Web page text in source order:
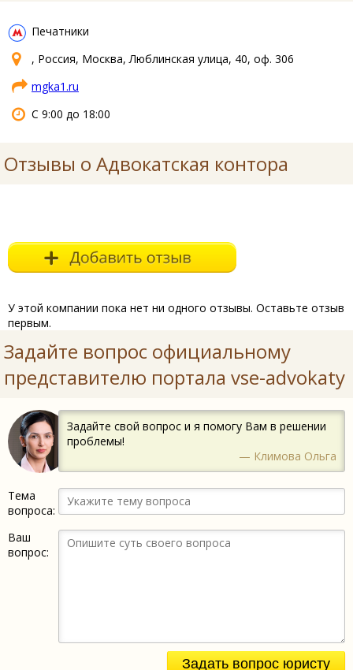
Печатники
, Россия, Москва, Люблинская улица, 40, оф. 306
mgka1.ru
С 9:00 до 18:00
Отзывы о Адвокатская контора
У этой компании пока нет ни одного отзывы. Оставьте отзыв
первым.
Задайте вопрос официальному
представителю портала vse-advokaty
Задайте свой вопрос и я помогу Вам в решении
проблемы!
— Климова Ольга
Тема
вопроса:
Ваш
вопрос:
Задать вопрос юристу